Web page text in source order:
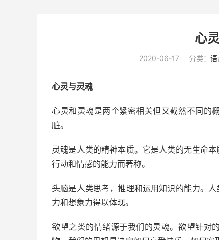
心
2020-06-17 分类： 语
心灵与灵魂
心灵和灵魂是两个紧密相关但又截然不同的
脏。
灵魂是人类的精神本质。它是人类的无生命
行动和情感的能力而著称。
头脑是人类思考，推理和运用知识的能力。
力和想象力得以体现。
欲望之类的情绪源于我们的灵魂。欲望针对